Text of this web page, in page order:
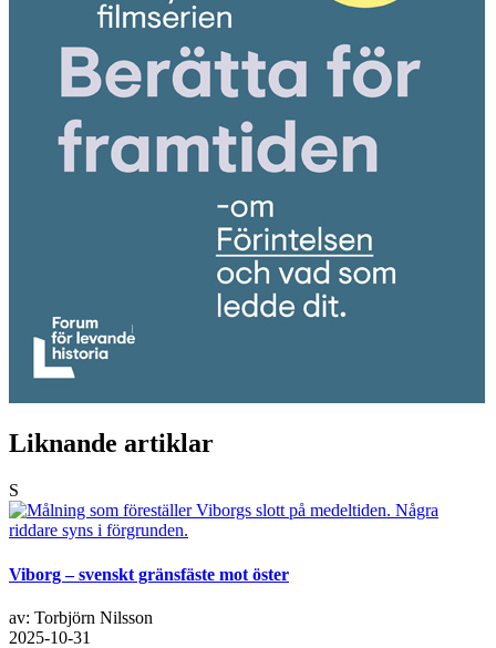
Liknande artiklar
S
Viborg – svenskt gränsfäste mot öster
av: Torbjörn Nilsson
2025-10-31